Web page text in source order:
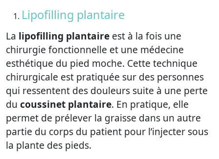
Lipofilling plantaire
La lipofilling plantaire est à la fois une
chirurgie fonctionnelle et une médecine
esthétique du pied moche. Cette technique
chirurgicale est pratiquée sur des personnes
qui ressentent des douleurs suite à une perte
du coussinet plantaire. En pratique, elle
permet de prélever la graisse dans un autre
partie du corps du patient pour l’injecter sous
la plante des pieds.